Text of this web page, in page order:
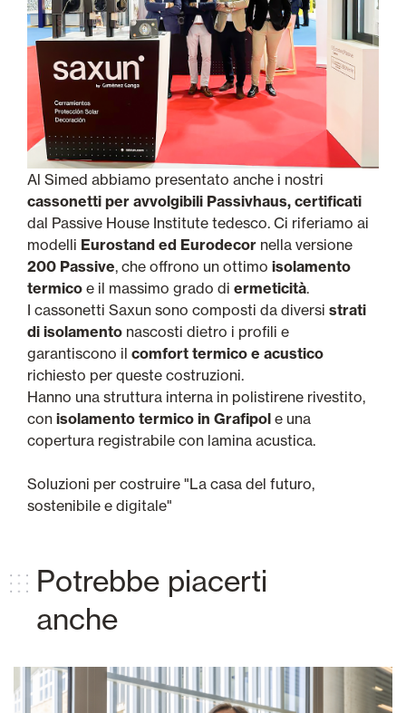
Al Simed abbiamo presentato anche i nostri
cassonetti per avvolgibili Passivhaus, certificati
dal Passive House Institute tedesco. Ci riferiamo ai
modelli Eurostand ed Eurodecor nella versione
200 Passive, che offrono un ottimo isolamento
termico e il massimo grado di ermeticità.
I cassonetti Saxun sono composti da diversi strati
di isolamento nascosti dietro i profili e
garantiscono il comfort termico e acustico
richiesto per queste costruzioni.
Hanno una struttura interna in polistirene rivestito,
con isolamento termico in Grafipol e una
copertura registrabile con lamina acustica.
Soluzioni per costruire "La casa del futuro,
sostenibile e digitale"
Potrebbe piacerti
anche